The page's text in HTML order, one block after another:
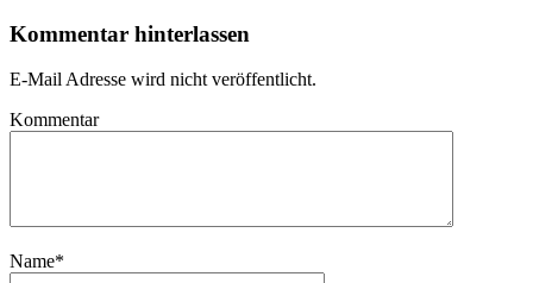
Kommentar hinterlassen
E-Mail Adresse wird nicht veröffentlicht.
Kommentar
Name*